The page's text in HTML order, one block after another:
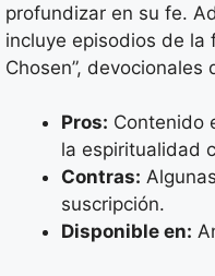
profundizar en su fe.
incluye episodios de la
Chosen”,
Pros: Contenido
la espiritualidad
Contras:
suscripción.
Disponible en: